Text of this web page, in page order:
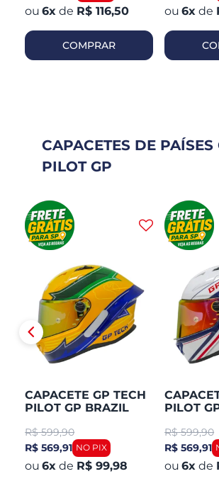
6x de R$ 116,50
COMPRAR
6x de
CAPACETES DE PAÍSES
PILOT GP
CAPACETE GP TECH
PILOT GP BRAZIL
R$ 599,90
R$ 569,91
6x de R$ 99,98
PILOT
R$ 599,90
R$ 569,91
6x de